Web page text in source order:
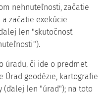
nehnuteľnosti, začatie
začatie exekúcie
len "skutočnosť
úradu, či ide o predmet
Úrad geodézie, kartografie
(ďalej len "úrad"); na toto